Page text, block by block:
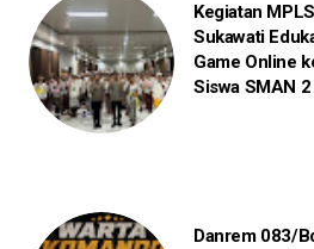
Kegiatan
Sukawati
Game Online
Siswa SMAN 2
Danrem 083/